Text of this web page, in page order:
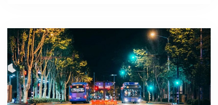
ინსტიტუციების ფუნქციონირება ონლაინ;
კომპიუტერის ეკრანებთან მიჯჭვული
ახალგაზრდები და თითქმის ერთი წლის
მანძილზე ონლაინ მიღებული ზოგადი და
უმაღლესი განათლება. ეს არის ის რეალობა,
რომელშიც მსოფლიოს მრავალი ქვეყანა და
მათ შორის საქართველო შეხვდა 2021 წლის
გაზაფხულს.